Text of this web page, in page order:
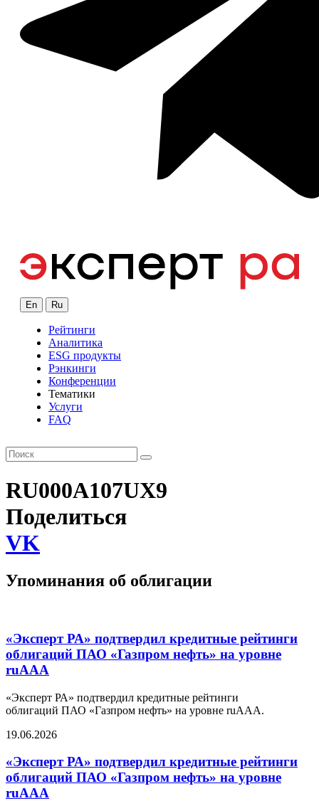
En Ru
Рейтинги
Аналитика
ESG продукты
Рэнкинги
Конференции
Тематики
Услуги
FAQ
RU000A107UX9
Поделиться
VK
Упоминания об облигации
«Эксперт РА» подтвердил кредитные рейтинги
облигаций ПАО «Газпром нефть» на уровне
ruAAA
«Эксперт РА» подтвердил кредитные рейтинги
облигаций ПАО «Газпром нефть» на уровне ruAAA.
19.06.2026
«Эксперт РА» подтвердил кредитные рейтинги
облигаций ПАО «Газпром нефть» на уровне
ruAAA